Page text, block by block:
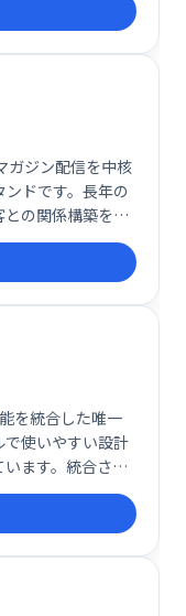
ガジン配信を中核
ドです。長年の
の関係構築を支
繋がるビジネスを
顧客とのリレー
ネスの成長をサポ
を統合した唯一
使いやすい設計
ます。統合され
し、ビジネスの成